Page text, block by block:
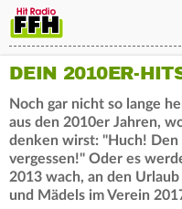
DEIN 2010ER-
Noch gar nicht so lange
aus den 2010er Jahren,
denken wirst: "Huch!
vergessen!" Oder es
2013 wach, an den
und Mädels im Verein